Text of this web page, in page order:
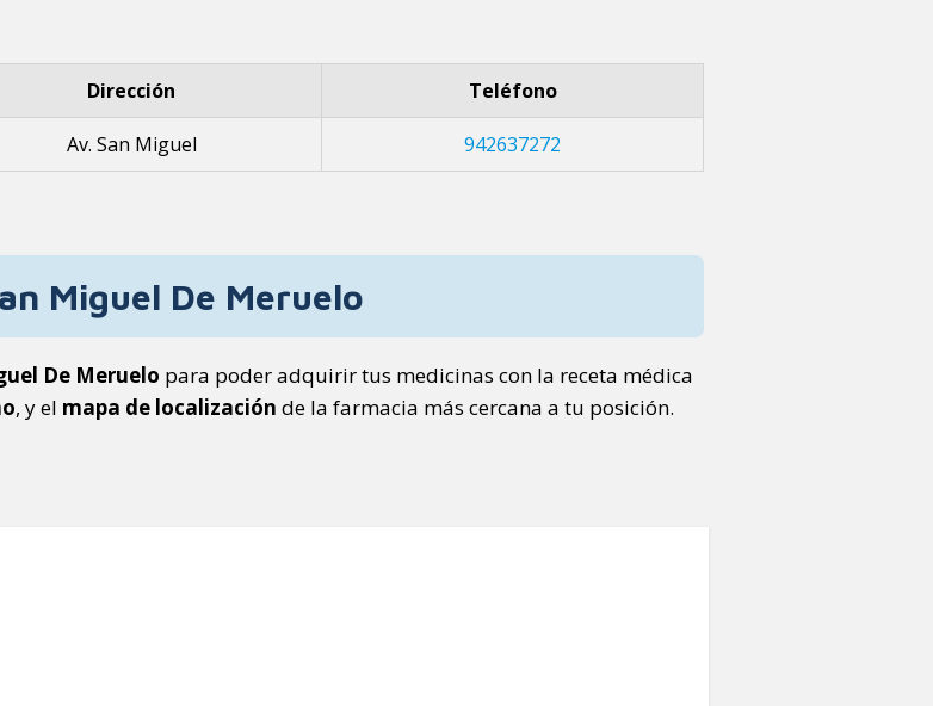
Dirección Teléfono
Av. San Miguel 942637272
Miguel De Meruelo
De Meruelo para poder adquirir tus medicinas con la receta médica
, y el mapa de localización de la farmacia más cercana a tu posición.